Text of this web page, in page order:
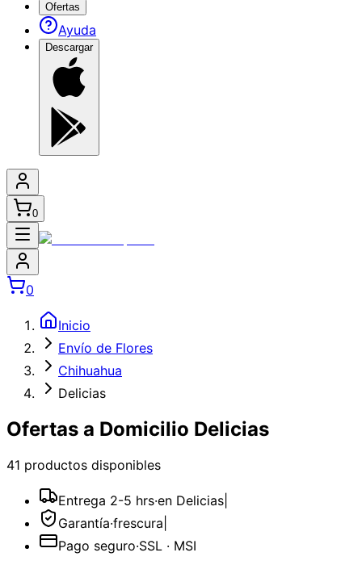
Ofertas
Ayuda
Descargar
0
0
Inicio
Envío de Flores
Chihuahua
Delicias
Ofertas a Domicilio Delicias
41 productos disponibles
Entrega 2-5 hrs·en Delicias
Garantía·frescura
Pago seguro·SSL · MSI